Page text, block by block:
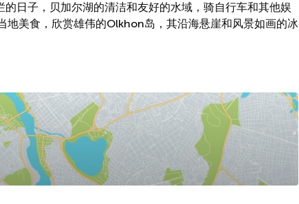
日子，贝加尔湖的清洁和友好的水域，骑自行车和其他娱
地美食，欣赏雄伟的Olkhon岛，其沿海悬崖和风景如画的冰